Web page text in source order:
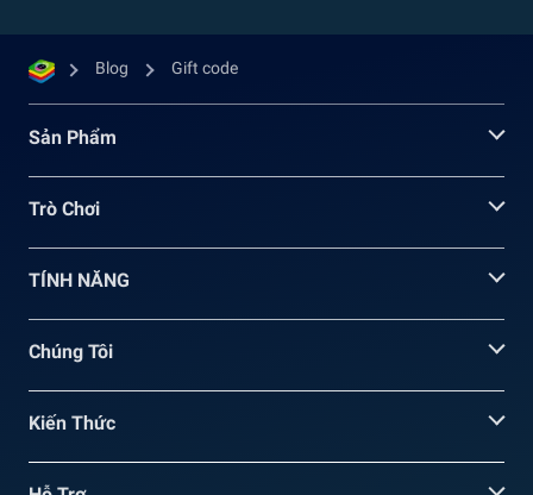
Blog Gift code
Sản Phẩm
Trò Chơi
TÍNH NĂNG
Chúng Tôi
Kiến Thức